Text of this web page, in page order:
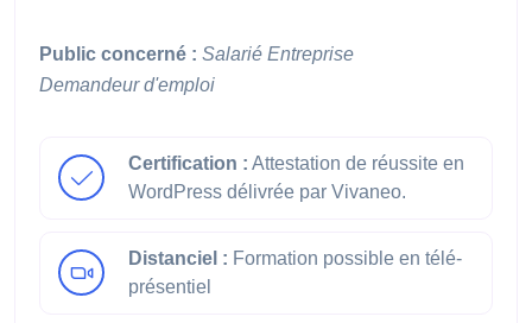
Public concerné : Salarié Entreprise
Demandeur d'emploi
Certification : Attestation de réussite en
WordPress délivrée par Vivaneo.
Distanciel : Formation possible en télé-
présentiel